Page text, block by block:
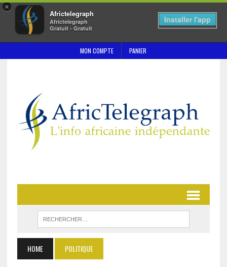
×
Africtelegraph
Africtelegraph
Gratuit - Gratuit
Installer l'app
MON COMPTE PANIER
HOME POLITIQUE